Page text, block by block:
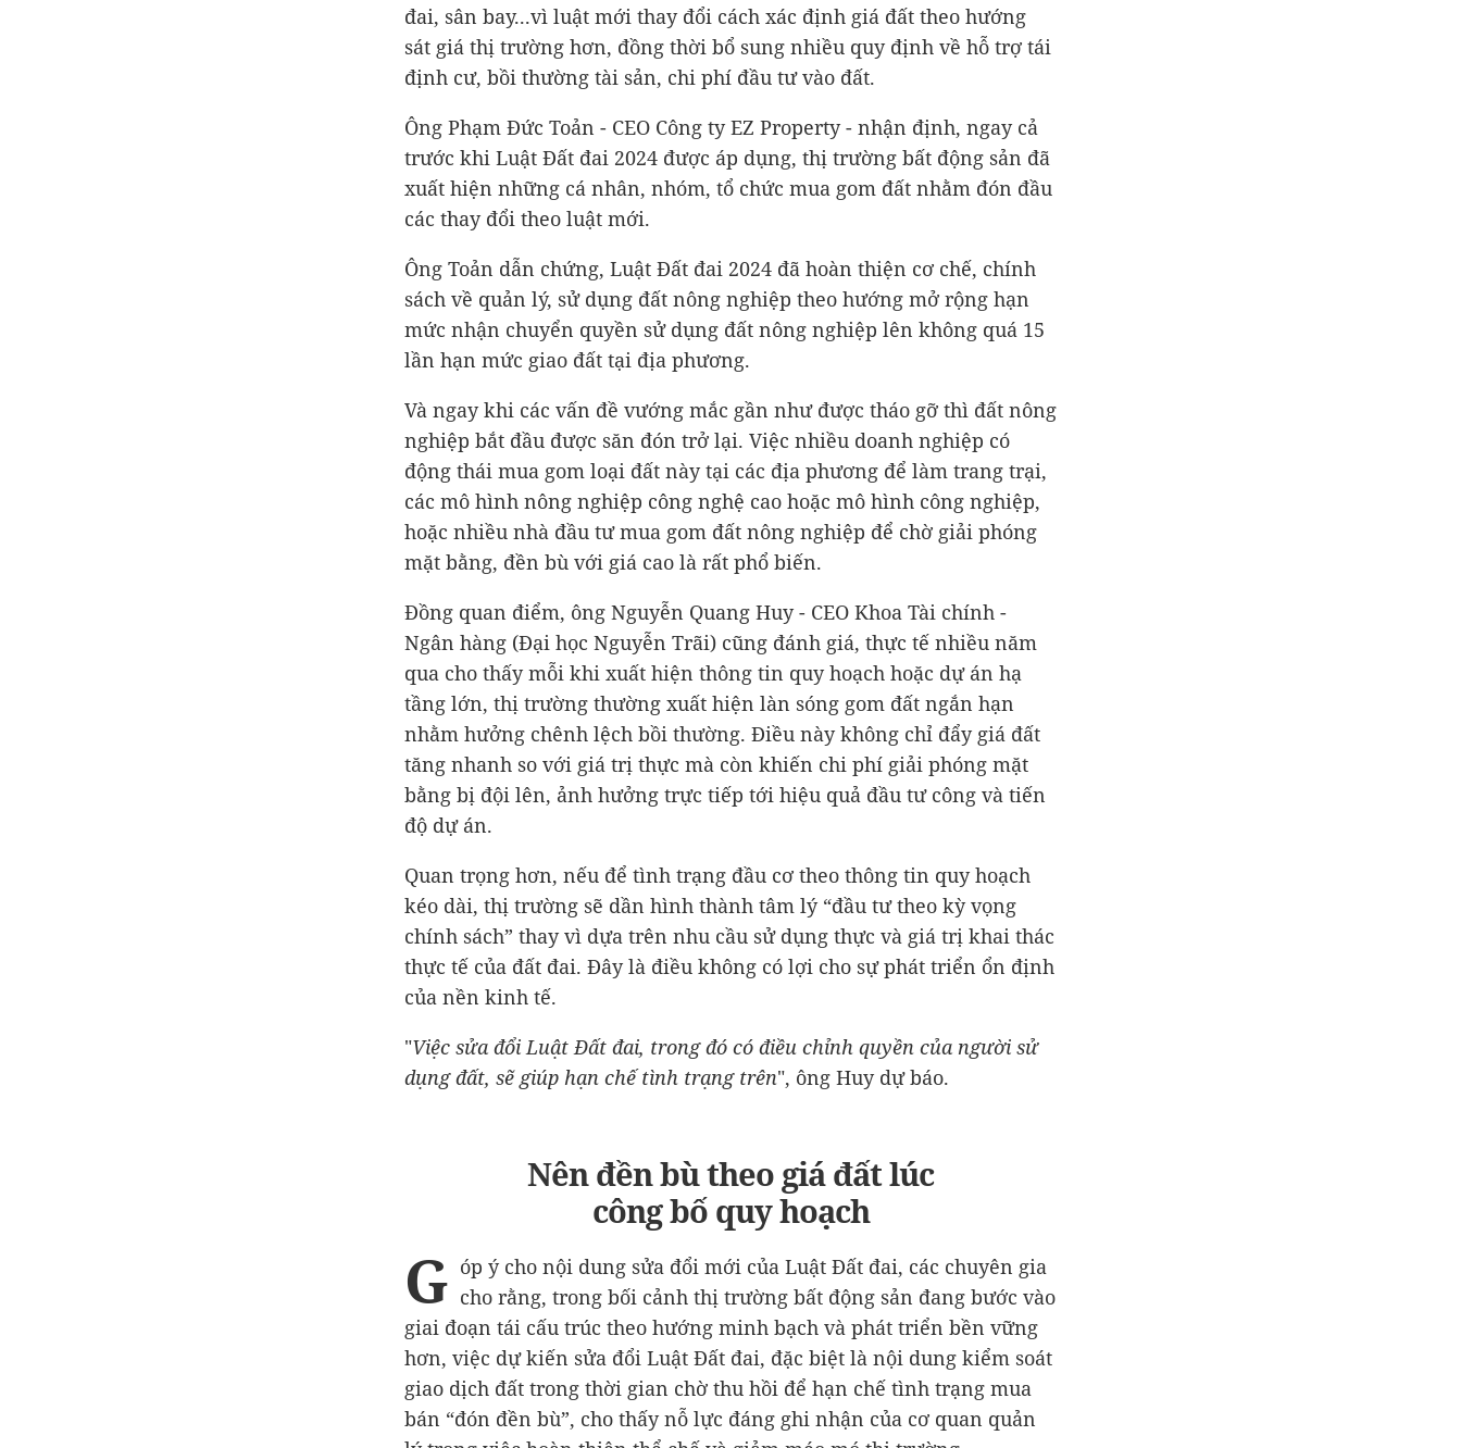
đai, sân bay...vì luật mới thay đổi cách xác định giá đất theo hướng
sát giá thị trường hơn, đồng thời bổ sung nhiều quy định về hỗ trợ tái
định cư, bồi thường tài sản, chi phí đầu tư vào đất.
Ông Phạm Đức Toản - CEO Công ty EZ Property - nhận định, ngay cả
trước khi Luật Đất đai 2024 được áp dụng, thị trường bất động sản đã
xuất hiện những cá nhân, nhóm, tổ chức mua gom đất nhằm đón đầu
các thay đổi theo luật mới.
Ông Toản dẫn chứng, Luật Đất đai 2024 đã hoàn thiện cơ chế, chính
sách về quản lý, sử dụng đất nông nghiệp theo hướng mở rộng hạn
mức nhận chuyển quyền sử dụng đất nông nghiệp lên không quá 15
lần hạn mức giao đất tại địa phương.
Và ngay khi các vấn đề vướng mắc gần như được tháo gỡ thì đất nông
nghiệp bắt đầu được săn đón trở lại. Việc nhiều doanh nghiệp có
động thái mua gom loại đất này tại các địa phương để làm trang trại,
các mô hình nông nghiệp công nghệ cao hoặc mô hình công nghiệp,
hoặc nhiều nhà đầu tư mua gom đất nông nghiệp để chờ giải phóng
mặt bằng, đền bù với giá cao là rất phổ biến.
Đồng quan điểm, ông Nguyễn Quang Huy - CEO Khoa Tài chính -
Ngân hàng (Đại học Nguyễn Trãi) cũng đánh giá, thực tế nhiều năm
qua cho thấy mỗi khi xuất hiện thông tin quy hoạch hoặc dự án hạ
tầng lớn, thị trường thường xuất hiện làn sóng gom đất ngắn hạn
nhằm hưởng chênh lệch bồi thường. Điều này không chỉ đẩy giá đất
tăng nhanh so với giá trị thực mà còn khiến chi phí giải phóng mặt
bằng bị đội lên, ảnh hưởng trực tiếp tới hiệu quả đầu tư công và tiến
độ dự án.
Quan trọng hơn, nếu để tình trạng đầu cơ theo thông tin quy hoạch
kéo dài, thị trường sẽ dần hình thành tâm lý “đầu tư theo kỳ vọng
chính sách” thay vì dựa trên nhu cầu sử dụng thực và giá trị khai thác
thực tế của đất đai. Đây là điều không có lợi cho sự phát triển ổn định
của nền kinh tế.
"Việc sửa đổi Luật Đất đai, trong đó có điều chỉnh quyền của người sử
dụng đất, sẽ giúp hạn chế tình trạng trên", ông Huy dự báo.
Nên đền bù theo giá đất lúc
công bố quy hoạch
G óp ý cho nội dung sửa đổi mới của Luật Đất đai, các chuyên gia
cho rằng, trong bối cảnh thị trường bất động sản đang bước vào
giai đoạn tái cấu trúc theo hướng minh bạch và phát triển bền vững
hơn, việc dự kiến sửa đổi Luật Đất đai, đặc biệt là nội dung kiểm soát
giao dịch đất trong thời gian chờ thu hồi để hạn chế tình trạng mua
bán “đón đền bù”, cho thấy nỗ lực đáng ghi nhận của cơ quan quản